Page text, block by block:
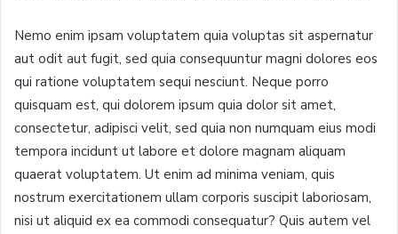
Nemo enim ipsam voluptatem quia voluptas sit aspernatur
aut odit aut fugit, sed quia consequuntur magni dolores eos
qui ratione voluptatem sequi nesciunt. Neque porro
quisquam est, qui dolorem ipsum quia dolor sit amet,
consectetur, adipisci velit, sed quia non numquam eius modi
tempora incidunt ut labore et dolore magnam aliquam
quaerat voluptatem. Ut enim ad minima veniam, quis
nostrum exercitationem ullam corporis suscipit laboriosam,
nisi ut aliquid ex ea commodi consequatur? Quis autem vel